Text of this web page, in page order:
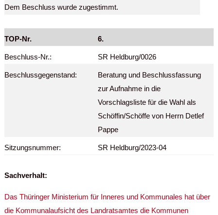
Dem Beschluss wurde zugestimmt.
TOP-Nr. 6.
Beschluss-Nr.: SR Heldburg/0026
Beschlussgegenstand:
Beratung und Beschlussfassung
zur Aufnahme in die
Vorschlagsliste für die Wahl als
Schöffin/Schöffe von Herrn Detlef
Pappe
Sitzungsnummer: SR Heldburg/2023-04
Sachverhalt:
Das Thüringer Ministerium für Inneres und Kommunales hat über
die Kommunalaufsicht des Landratsamtes die Kommunen